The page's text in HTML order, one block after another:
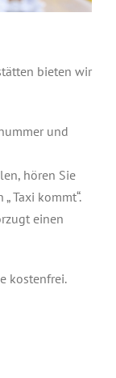
bieten wir
und
hören Sie
Taxi kommt“.
einen
kostenfrei.